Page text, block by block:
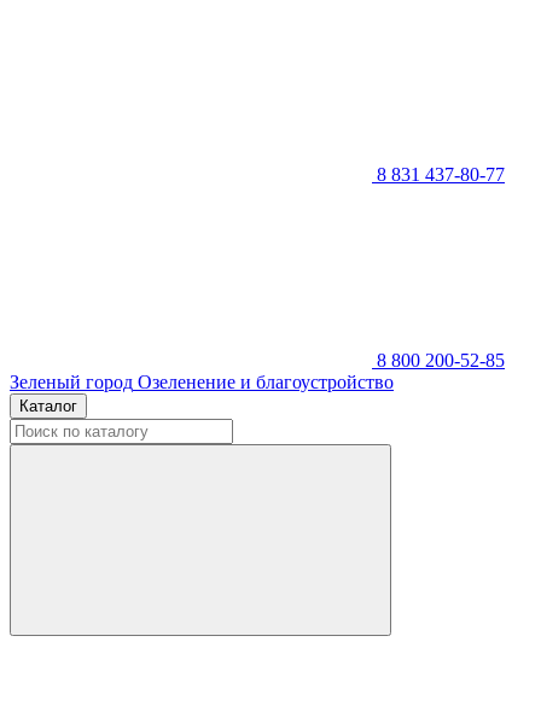
8 831 437-80-77
8 800 200-52-85
Зеленый город Озеленение и благоустройство
Каталог